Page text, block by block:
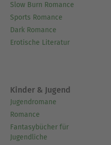
Slow Burn Romance
Sports Romance
Dark Romance
Erotische Literatur
Kinder & Jugend
Jugendromane
Romance
Fantasybücher für
Jugendliche